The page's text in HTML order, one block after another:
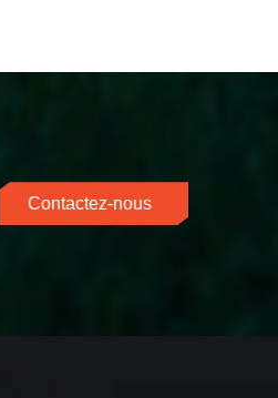
Contactez-nous